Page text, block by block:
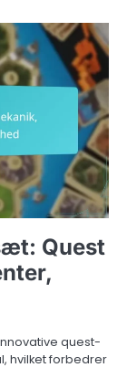
Quest
quest-
hvilket forbedrer